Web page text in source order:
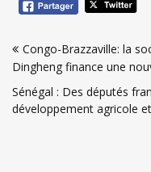
de
l’article
Congo-Brazzaville: la
Dingheng finance une
Sénégal : Des députés
développement agricole